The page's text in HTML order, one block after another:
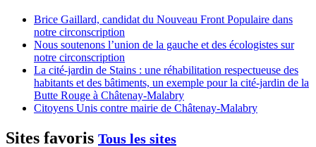
Brice Gaillard, candidat du Nouveau Front Populaire dans
notre circonscription
Nous soutenons l’union de la gauche et des écologistes sur
notre circonscription
La cité-jardin de Stains : une réhabilitation respectueuse des
habitants et des bâtiments, un exemple pour la cité-jardin de la
Butte Rouge à Châtenay-Malabry
Citoyens Unis contre mairie de Châtenay-Malabry
Sites favoris Tous les sites